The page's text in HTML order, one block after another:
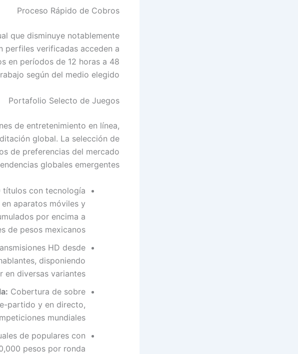
Proceso Rápido de Cobros
que disminuye notablemente
perfiles verificadas acceden a
en períodos de 12 horas a 48
según del medio elegido.
Portafolio Selecto de Juegos
de entretenimiento en línea,
global. La selección de
de preferencias del mercado
globales emergentes.
títulos con tecnología
aparatos móviles y
por encima a
de pesos mexicanos
HD desde
disponiendo
en diversas variantes
Cobertura de sobre
partido y en directo,
mundiales
de populares con
pesos por ronda